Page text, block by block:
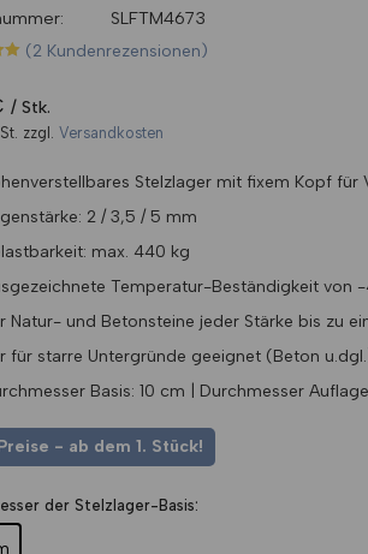
SLFTM4673
(2 Kundenrezensionen)
Stk.
zzgl. Versandkosten
Stelzlager mit fixem Kopf für
2 / 3,5 / 5 mm
max. 440 kg
Temperatur-Beständigkeit von
Natur- und Betonsteine jeder Stärke bis zu
für starre Untergründe geeignet (Beton
Basis: 10 cm | Durchmesser
- ab dem 1. Stück!
der Stelzlager-Basis: